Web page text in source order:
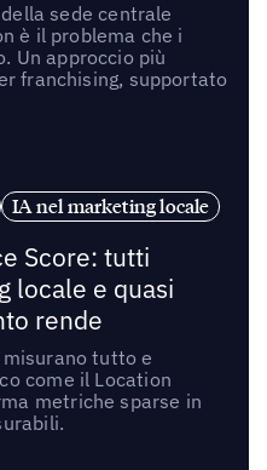
sede centrale
è il problema che i
Un approccio più
franchising, supportato
IA nel marketing locale
Score: tutti
locale e quasi
rende
tutto e
come il Location
metriche sparse in